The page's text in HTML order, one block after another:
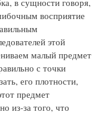
в сущности говоря,
восприятие
этой
малый предмет
с точки
его плотности,
предмет
из-за того, что